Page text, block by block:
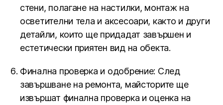
стени, полагане на настилки, монтаж на
осветителни тела и аксесоари, както и други
детайли, които ще придадат завършен и
естетически приятен вид на обекта.
Финална проверка и одобрение: След
завършване на ремонта, майсторите ще
извършат финална проверка и оценка на